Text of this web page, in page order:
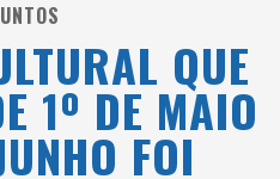
Suzy Brasil desembarca em Belo Horizonte nesta quinta-feira com o espetáculo “Uma Noite Horripilante”
QUE
1º DE MAIO
FOI